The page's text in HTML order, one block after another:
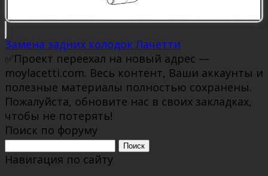
Замена задних колодок Лачетти
✅Проект переехал на новый адрес —
moylacetti.com. Весь контент, Ваши аккаунты и
полезные материалы полностью сохранены.
Пожалуйста, обновите нас в своих закладках,
чтобы не потерять!
Поиск по форуму
Поиск:
Навигация по сайту